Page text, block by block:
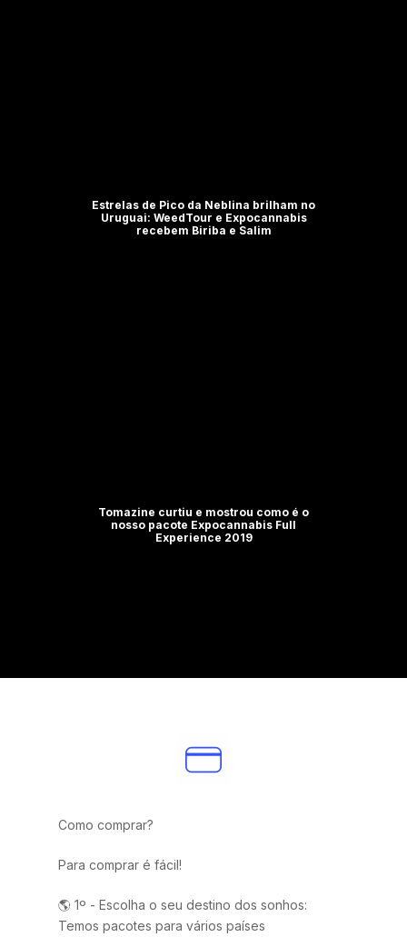
Estrelas de Pico da Neblina brilham no
Uruguai: WeedTour e Expocannabis
recebem Biriba e Salim
Tomazine curtiu e mostrou como é o
nosso pacote Expocannabis Full
Experience 2019
Como comprar?
Para comprar é fácil!
🌎 1º - Escolha o seu destino dos sonhos:
Temos pacotes para vários países